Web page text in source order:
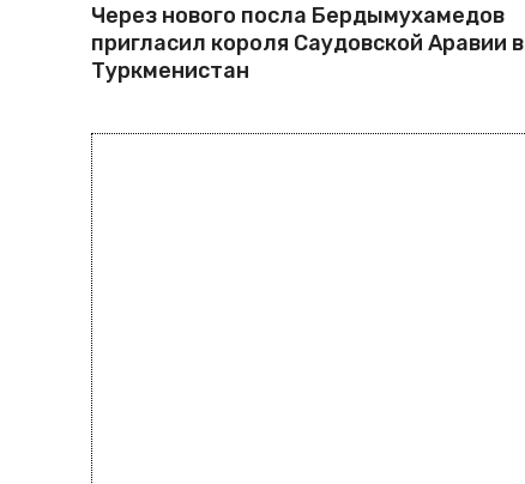
Через нового посла Бердымухамедов
пригласил короля Саудовской Аравии в
Туркменистан